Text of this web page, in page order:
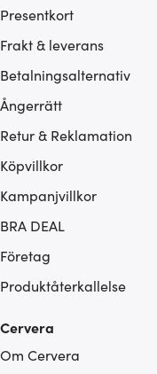
Presentkort
Frakt & leverans
Betalningsalternativ
Ångerrätt
Retur & Reklamation
Köpvillkor
Kampanjvillkor
BRA DEAL
Företag
Produktåterkallelse
Cervera
Om Cervera